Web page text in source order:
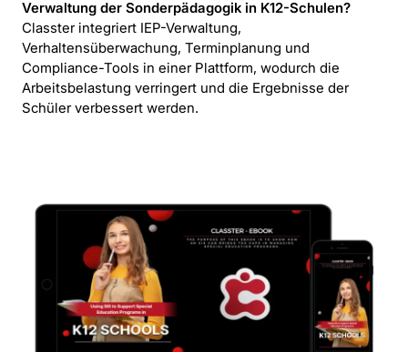
Verwaltung der Sonderpädagogik in K12-Schulen?
Classter integriert IEP-Verwaltung,
Verhaltensüberwachung, Terminplanung und
Compliance-Tools in einer Plattform, wodurch die
Arbeitsbelastung verringert und die Ergebnisse der
Schüler verbessert werden.